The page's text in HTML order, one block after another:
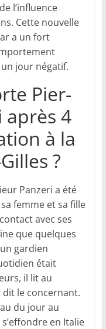
l’influence
Cette nouvelle
a un fort
jour négatif.
Pier-
après 4
à la
?
Panzeri a été
femme et sa fille
avec ses
que quelques
gardien
était
il lit au
le concernant.
du jour au
en Italie